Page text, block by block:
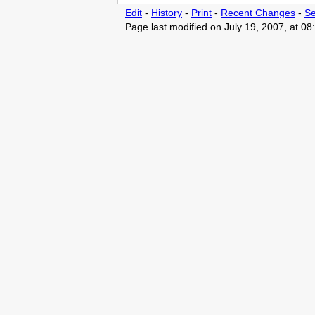
Edit - History - Print - Recent Changes -
Page last modified on July 19, 2007, at